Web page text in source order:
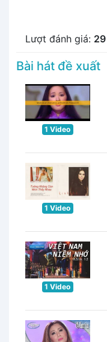
Lượt đánh giá: 29
Bài hát đề xuất
1 Video
1 Video
1 Video